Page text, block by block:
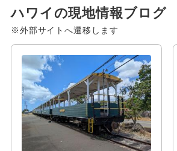
ハワイの現地情報ブログ
※外部サイトへ遷移します